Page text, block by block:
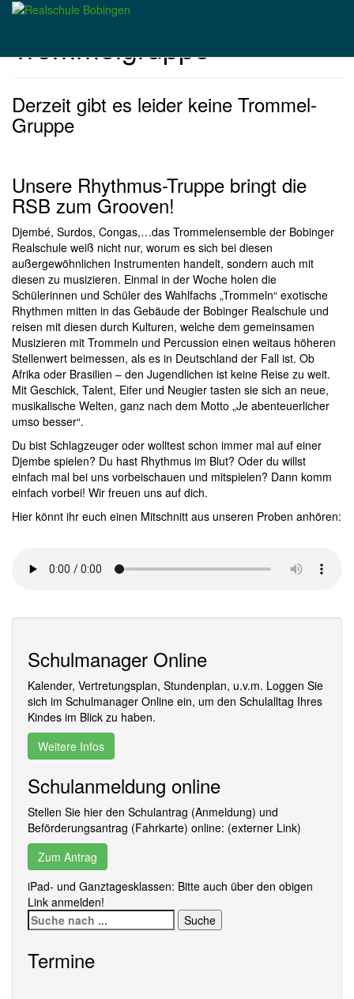
Skip
content
Trommelgruppe
Derzeit gibt es leider keine Trommel-
Gruppe
Unsere Rhythmus-Truppe bringt die
RSB zum Grooven!
Djembé, Surdos, Congas,…das Trommelensemble der Bobinger
Realschule weiß nicht nur, worum es sich bei diesen
außergewöhnlichen Instrumenten handelt, sondern auch mit
diesen zu musizieren. Einmal in der Woche holen die
Schülerinnen und Schüler des Wahlfachs „Trommeln“ exotische
Rhythmen mitten in das Gebäude der Bobinger Realschule und
reisen mit diesen durch Kulturen, welche dem gemeinsamen
Musizieren mit Trommeln und Percussion einen weitaus höheren
Stellenwert beimessen, als es in Deutschland der Fall ist. Ob
Afrika oder Brasilien – den Jugendlichen ist keine Reise zu weit.
Mit Geschick, Talent, Eifer und Neugier tasten sie sich an neue,
musikalische Welten, ganz nach dem Motto „Je abenteuerlicher
umso besser“.
Du bist Schlagzeuger oder wolltest schon immer mal auf einer
Djembe spielen? Du hast Rhythmus im Blut? Oder du willst
einfach mal bei uns vorbeischauen und mitspielen? Dann komm
einfach vorbei! Wir freuen uns auf dich.
Hier könnt ihr euch einen Mitschnitt aus unseren Proben anhören:
Schulmanager Online
Kalender, Vertretungsplan, Stundenplan, u.v.m. Loggen Sie
sich im Schulmanager Online ein, um den Schulalltag Ihres
Kindes im Blick zu haben.
Weitere Infos
Schulanmeldung online
Stellen Sie hier den Schulantrag (Anmeldung) und
Beförderungsantrag (Fahrkarte) online: (externer Link)
Zum Antrag
iPad- und Ganztagesklassen: Bitte auch über den obigen
Link anmelden!
Suche
nach:
Termine